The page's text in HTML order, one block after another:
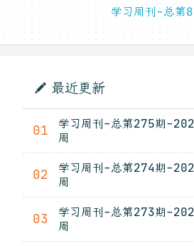
学习周刊-总第
最近更新
01
学习周刊-总第275期-
周
02
学习周刊-总第274期-
周
03
学习周刊-总第273期-
周